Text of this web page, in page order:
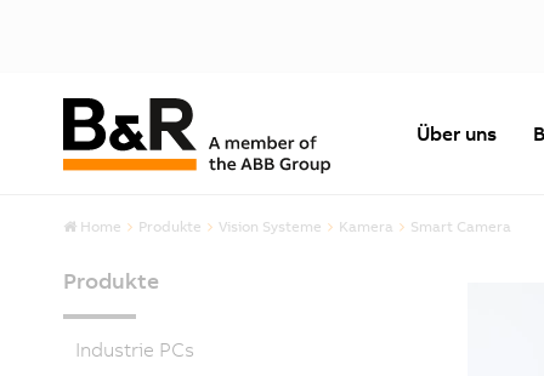
Über uns
Home Produkte Vision Systeme Kamera Smart Camera
Produkte
Industrie PCs